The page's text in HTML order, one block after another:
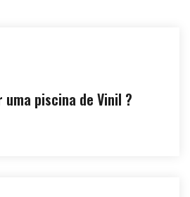
piscina de Vinil ?